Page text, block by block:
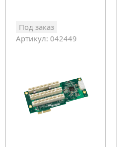
Под заказ
Артикул: 042449